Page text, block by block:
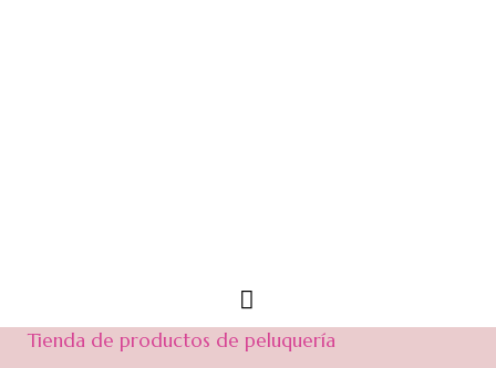
Tienda de productos de peluquería